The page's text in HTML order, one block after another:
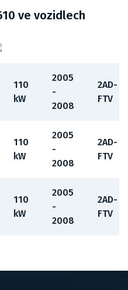
ve vozidlech
110
kW
2005
-
2008
2AD-
FTV
110
kW
2005
-
2008
2AD-
FTV
110
kW
2005
-
2008
2AD-
FTV